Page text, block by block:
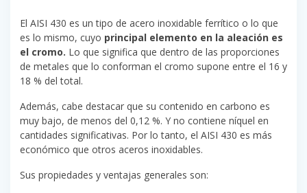
El AISI 430 es un tipo de acero inoxidable ferrítico o lo que
es lo mismo, cuyo principal elemento en la aleación es
el cromo. Lo que significa que dentro de las proporciones
de metales que lo conforman el cromo supone entre el 16 y
18 % del total.
Además, cabe destacar que su contenido en carbono es
muy bajo, de menos del 0,12 %. Y no contiene níquel en
cantidades significativas. Por lo tanto, el AISI 430 es más
económico que otros aceros inoxidables.
Sus propiedades y ventajas generales son: